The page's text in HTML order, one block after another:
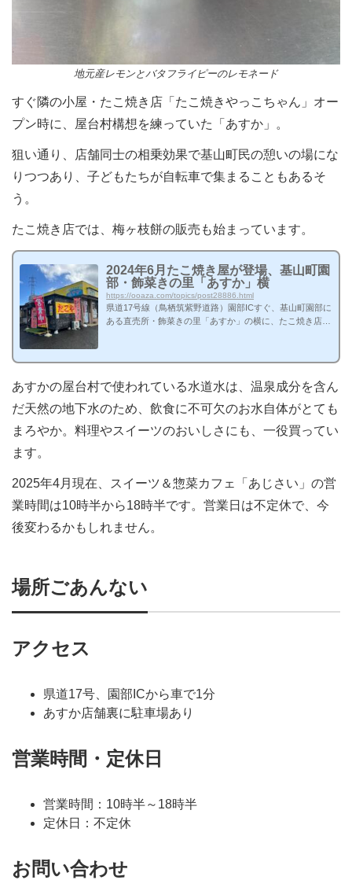
地元産レモンとバタフライピーのレモネード
すぐ隣の小屋・たこ焼き店「たこ焼きやっこちゃん」オー
プン時に、屋台村構想を練っていた「あすか」。
狙い通り、店舗同士の相乗効果で基山町民の憩いの場にな
りつつあり、子どもたちが自転車で集まることもあるそ
う。
たこ焼き店では、梅ヶ枝餅の販売も始まっています。
2024年6月たこ焼き屋が登場、基山町園
部・飾菜きの里「あすか」横
https://ooaza.com/topics/post28886.html
県道17号線（鳥栖筑紫野道路）園部ICすぐ、基山町園部に
ある直売所・飾菜きの里「あすか」の横に、たこ焼き店が
23年11月に焼き鳥店が閉店してからしばらく空き店舗でし
っこちゃん」が営業中です。定休日は、毎週月曜日と毎月
第1日曜日。普段は、11時ごろから18時半ごろまで開いて
います。 鳥栖から移転してきたお店です生地に玄米粉を
使っているというたこ焼きは、しっ...
あすかの屋台村で使われている水道水は、温泉成分を含ん
だ天然の地下水のため、飲食に不可欠のお水自体がとても
まろやか。料理やスイーツのおいしさにも、一役買ってい
ます。
2025年4月現在、スイーツ＆惣菜カフェ「あじさい」の営
業時間は10時半から18時半です。営業日は不定休で、今
後変わるかもしれません。
場所ごあんない
アクセス
県道17号、園部ICから車で1分
あすか店舗裏に駐車場あり
営業時間・定休日
営業時間：10時半～18時半
定休日：不定休
お問い合わせ